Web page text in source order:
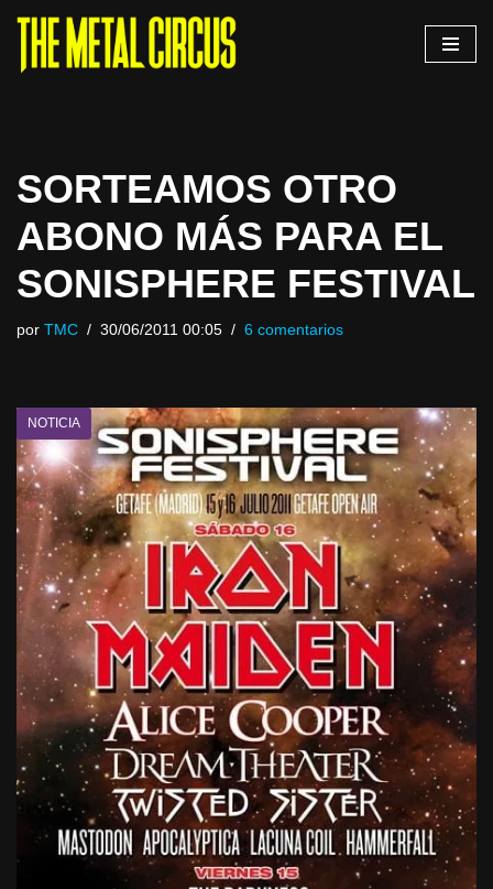
Saltar
SORTEAMOS OTRO
ABONO MÁS PARA EL
SONISPHERE FESTIVAL
por TMC 30/06/2011 00:05 6 comentarios
NOTICIA